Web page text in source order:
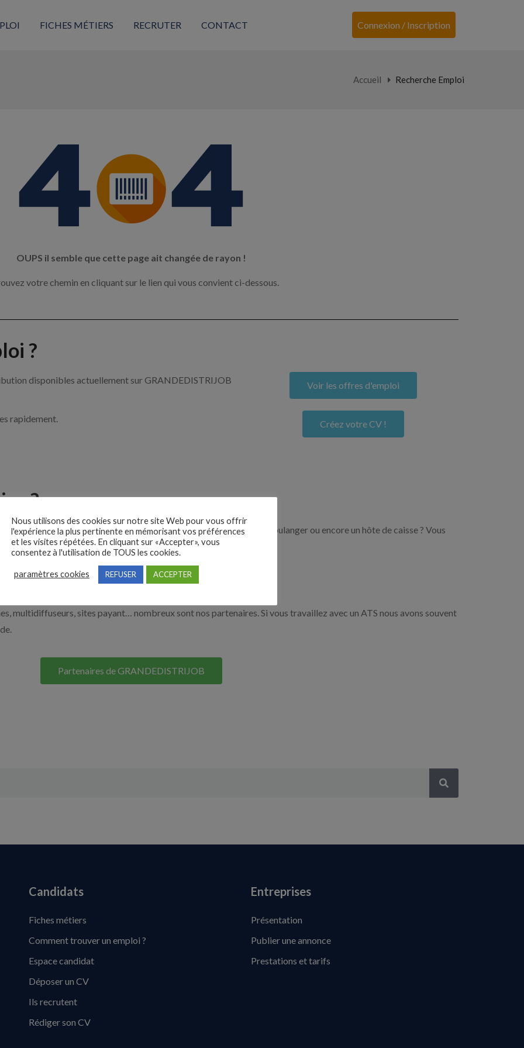
FICHES MÉTIERS RECRUTER CONTACT Connexion / Inscription
Accueil Recherche Emploi
OUPS il semble que cette page ait changée de rayon !
votre chemin en cliquant sur le lien qui vous convient ci-dessous.
?
disponibles actuellement sur GRANDEDISTRIJOB Voir les offres d'emploi
rapidement. Créez votre CV !
?
la grande distribution par exemple un responsable de rayon, un boulanger ou encore un hôte de caisse ? Vous
aider à recruter en cliquant sur le bouton ci-dessous.
Nos solutions entreprises
multidiffuseurs, sites payant… nombreux sont nos partenaires. Si vous travaillez avec un ATS nous avons souvent
Partenaires de GRANDEDISTRIJOB
Candidats
Fiches métiers
Comment trouver un emploi ?
Espace candidat
Déposer un CV
Ils recrutent
Rédiger son CV
Entreprises
Présentation
Publier une annonce
Prestations et tarifs
Nous utilisons des cookies sur notre site Web pour vous offrir
l'expérience la plus pertinente en mémorisant vos préférences
et les visites répétées. En cliquant sur «Accepter», vous
consentez à l'utilisation de TOUS les cookies.
paramètres cookies REFUSER ACCEPTER